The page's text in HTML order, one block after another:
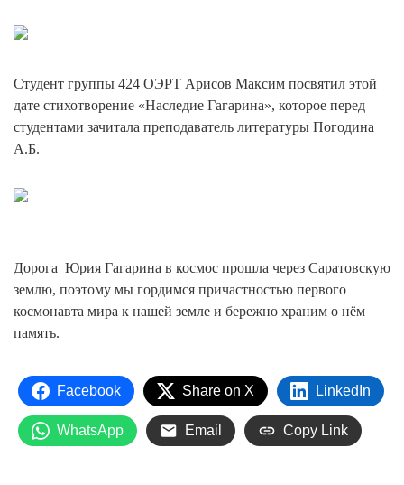
Студент группы 424 ОЭРТ Арисов Максим посвятил этой
дате стихотворение «Наследие Гагарина», которое перед
студентами зачитала преподаватель литературы Погодина
А.Б.
Дорога Юрия Гагарина в космос прошла через Саратовскую
землю, поэтому мы гордимся причастностью первого
космонавта мира к нашей земле и бережно храним о нём
память.
Facebook Share on X LinkedIn
WhatsApp Email Copy Link